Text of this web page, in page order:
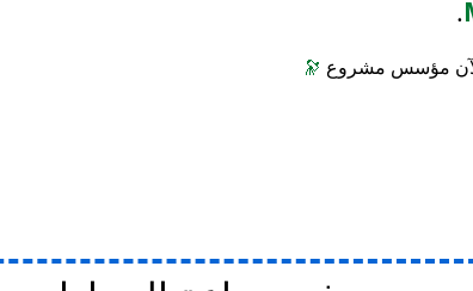
.
الآن مؤسس مشروع 🔭